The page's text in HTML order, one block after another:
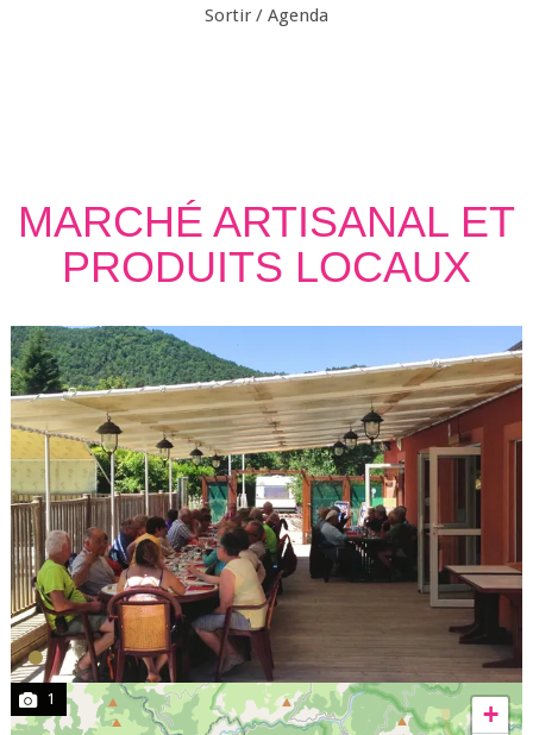
Sortir / Agenda
MARCHÉ ARTISANAL ET
PRODUITS LOCAUX
1
+